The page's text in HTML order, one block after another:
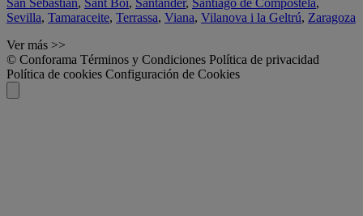
Sevilla, Tamaraceite, Terrassa, Viana, Vilanova i la Geltrú, Zaragoza
Ver más >>
© Conforama Términos y Condiciones Política de privacidad
Política de cookies Configuración de Cookies